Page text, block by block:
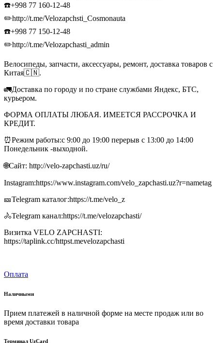
☎️+998 77 160-12-48
✏️http://t.me/Velozapchsti_Cosmonauta
☎️+998 77 150-12-48
✏️http://t.me/Velozapchasti_admin
Велосипеды, запчасти, аксессуары, ремонт, доставка товаров с
Китая🇨🇳.
🚛Доставка по городу и по стране службами Яндекс, БТС,
курьером.
ФОРМА ОПЛАТЫ ЛЮБАЯ. ИМЕЕТСЯ РАССРОЧКА И
КРЕДИТ.
⏰Режим работы:с 9:00 до 19:00 перерыв с 13:00 до 14:00
Понедельник -выходной.
🌐Сайт: http://velo-zapchasti.uz/ru/
Instagram:https://www.instagram.com/velo_zapchasti.uz?r=nametag
🎫Telegram каталог:https://t.me/velo_z
🚴Telegram канал:https://t.me/velozapchasti/
Визитка VELO ZAPCHASTI:
https://taplink.cc/httpst.mevelozapchasti
Оплата
Наличными
Прием платежей в наличной форме на месте продаж или во
время доставки товара
Терминал UzCard